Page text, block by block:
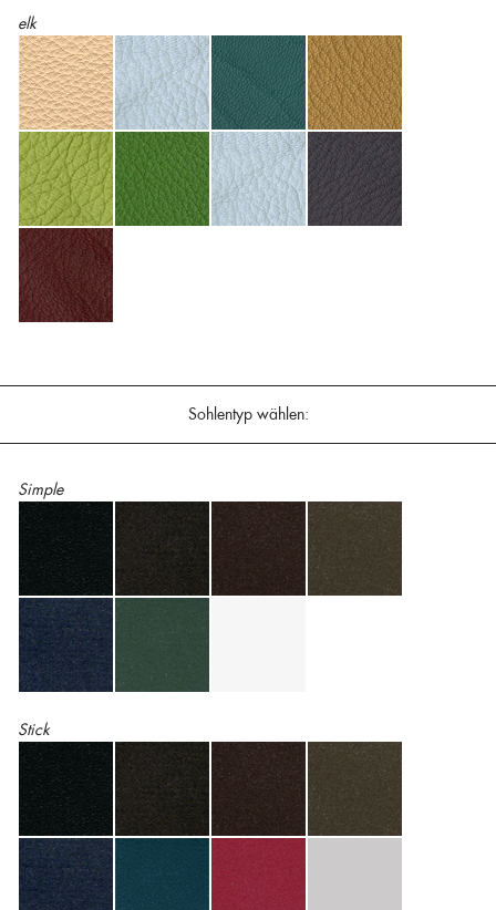
elk
Sohlentyp wählen:
Simple
Stick